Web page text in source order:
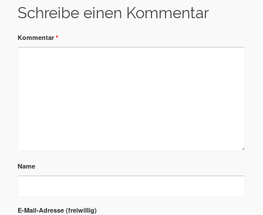
Schreibe einen Kommentar
Kommentar *
Name
E-Mail-Adresse